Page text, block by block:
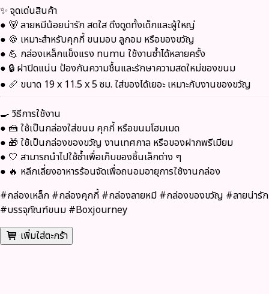
✨ จุดเด่นสินค้า
● 🐻 ลายหมีน้อยน่ารัก สดใส ดึงดูดทั้งเด็กและผู้ใหญ่
● 🍪 เหมาะสำหรับคุกกี้ ขนมอบ ลูกอม หรือของขวัญ
● 💪 กล่องเหล็กแข็งแรง ทนทาน ใช้งานซ้ำได้หลายครั้ง
● 🔒 ฝาปิดแน่น ป้องกันความชื้นและรักษาความสดใหม่ของขนม
● 📏 ขนาด 19 x 11.5 x 5 ซม. ใส่ของได้เยอะ เหมาะกับงานของขวัญ
🍳 วิธีการใช้งาน
● 🍰 ใช้เป็นกล่องใส่ขนม คุกกี้ หรือขนมโฮมเมด
● 🎁 ใช้เป็นกล่องของขวัญ งานเทศกาล หรือของฝากพรีเมียม
● 🤍 สามารถนำไปใช้ซ้ำเพื่อเก็บของชิ้นเล็กต่าง ๆ
● 🔥 หลีกเลี่ยงอาหารร้อนจัดเพื่อถนอมอายุการใช้งานกล่อง
#กล่องเหล็ก #กล่องคุกกี้ #กล่องลายหมี #กล่องของขวัญ #ลายน่ารัก
#บรรจุภัณฑ์ขนม #Boxjourney
เพิ่มใส่ตะกร้า